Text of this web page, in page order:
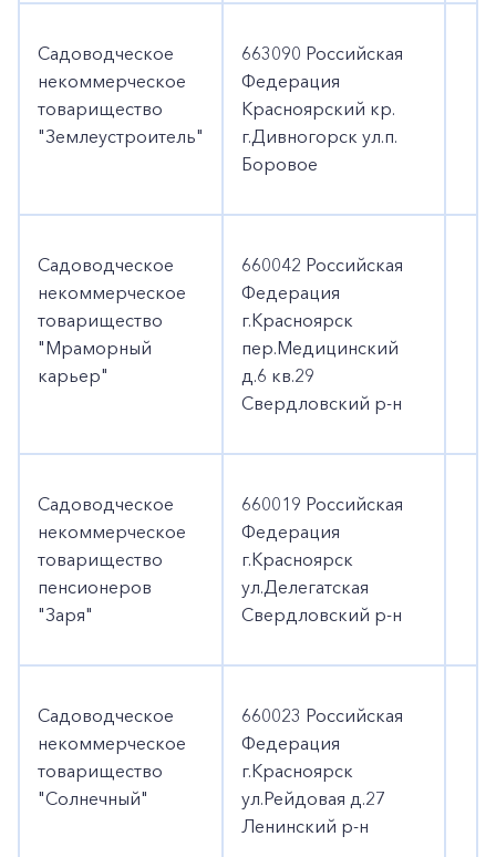
Садоводческое
некоммерческое
товарищество
"Землеустроитель"
663090 Российская
Федерация
Красноярский кр.
г.Дивногорск ул.п.
Боровое
Садоводческое
некоммерческое
товарищество
"Мраморный
карьер"
660042 Российская
Федерация
г.Красноярск
пер.Медицинский
д.6 кв.29
Свердловский р-н
Садоводческое
некоммерческое
товарищество
пенсионеров
"Заря"
660019 Российская
Федерация
г.Красноярск
ул.Делегатская
Свердловский р-н
Садоводческое
некоммерческое
товарищество
"Солнечный"
660023 Российская
Федерация
г.Красноярск
ул.Рейдовая д.27
Ленинский р-н